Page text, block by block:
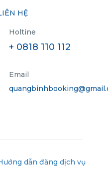
HỆ
Holtine
+ 0818 110 112
Email
dẫn đăng dịch vụ